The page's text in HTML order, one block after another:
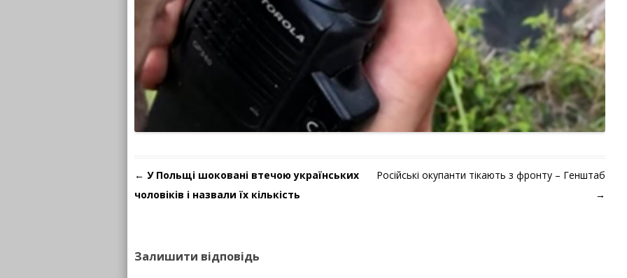
Навігація по запису
← У Польщі шоковані втечою українських
чоловіків і назвали їх кількість
Російські окупанти тікають з фронту – Генштаб
→
Залишити відповідь